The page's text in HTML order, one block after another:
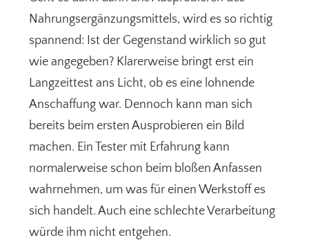
Nahrungsergänzungsmittels, wird es so richtig
spannend: Ist der Gegenstand wirklich so gut
wie angegeben? Klarerweise bringt erst ein
Langzeittest ans Licht, ob es eine lohnende
Anschaffung war. Dennoch kann man sich
bereits beim ersten Ausprobieren ein Bild
machen. Ein Tester mit Erfahrung kann
normalerweise schon beim bloßen Anfassen
wahrnehmen, um was für einen Werkstoff es
sich handelt. Auch eine schlechte Verarbeitung
würde ihm nicht entgehen.